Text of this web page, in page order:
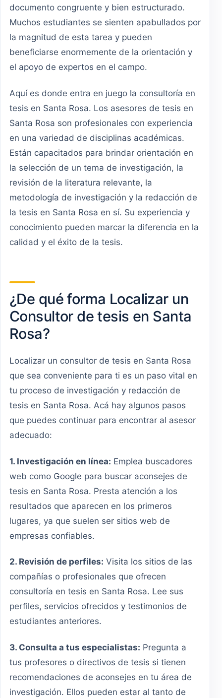
documento congruente y bien estructurado.
Muchos estudiantes se sienten apabullados por
la magnitud de esta tarea y pueden
beneficiarse enormemente de la orientación y
el apoyo de expertos en el campo.
Aquí es donde entra en juego la consultoría en
tesis en Santa Rosa. Los asesores de tesis en
Santa Rosa son profesionales con experiencia
en una variedad de disciplinas académicas.
Están capacitados para brindar orientación en
la selección de un tema de investigación, la
revisión de la literatura relevante, la
metodología de investigación y la redacción de
la tesis en Santa Rosa en sí. Su experiencia y
conocimiento pueden marcar la diferencia en la
calidad y el éxito de la tesis.
¿De qué forma Localizar un
Consultor de tesis en Santa
Rosa?
Localizar un consultor de tesis en Santa Rosa
que sea conveniente para ti es un paso vital en
tu proceso de investigación y redacción de
tesis en Santa Rosa. Acá hay algunos pasos
que puedes continuar para encontrar al asesor
adecuado:
1. Investigación en línea: Emplea buscadores
web como Google para buscar aconsejes de
tesis en Santa Rosa. Presta atención a los
resultados que aparecen en los primeros
lugares, ya que suelen ser sitios web de
empresas confiables.
2. Revisión de perfiles: Visita los sitios de las
compañías o profesionales que ofrecen
consultoría en tesis en Santa Rosa. Lee sus
perfiles, servicios ofrecidos y testimonios de
estudiantes anteriores.
3. Consulta a tus especialistas: Pregunta a
tus profesores o directivos de tesis si tienen
recomendaciones de aconsejes en tu área de
investigación. Ellos pueden estar al tanto de